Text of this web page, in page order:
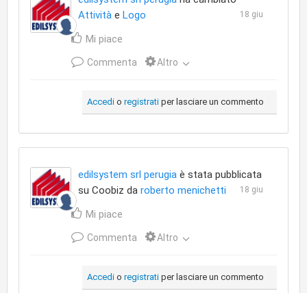
Attività e Logo 18 giu
Mi piace
Commenta Altro
Accedi o registrati per lasciare un commento
edilsystem srl perugia è stata pubblicata
su Coobiz da roberto menichetti 18 giu
Mi piace
Commenta Altro
Accedi o registrati per lasciare un commento